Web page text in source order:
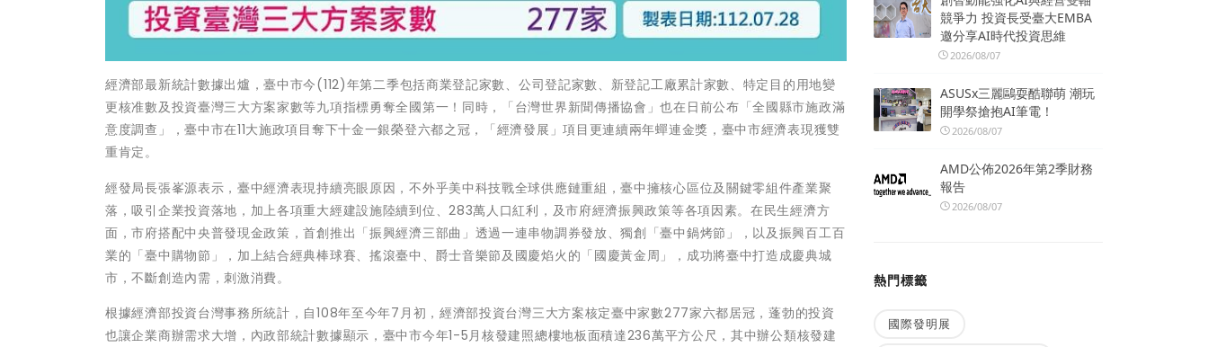
經濟部最新統計數據出爐，臺中市今(112)年第二季包括商業登記家數、公司登記家數、新登記工廠累計家數、特定目的用地變
更核准數及投資臺灣三大方案家數等九項指標勇奪全國第一！同時，「台灣世界新聞傳播協會」也在日前公布「全國縣市施政滿
意度調查」，臺中市在11大施政項目奪下十金一銀榮登六都之冠，「經濟發展」項目更連續兩年蟬連金獎，臺中市經濟表現獲雙
重肯定。
經發局長張峯源表示，臺中經濟表現持續亮眼原因，不外乎美中科技戰全球供應鏈重組，臺中擁核心區位及關鍵零組件產業聚
落，吸引企業投資落地，加上各項重大經建設施陸續到位、283萬人口紅利，及市府經濟振興政策等各項因素。在民生經濟方
面，市府搭配中央普發現金政策，首創推出「振興經濟三部曲」透過一連串物調券發放、獨創「臺中鍋烤節」，以及振興百工百
業的「臺中購物節」，加上結合經典棒球賽、搖滾臺中、爵士音樂節及國慶焰火的「國慶黃金周」，成功將臺中打造成慶典城
市，不斷創造內需，刺激消費。
根據經濟部投資台灣事務所統計，自108年至今年7月初，經濟部投資台灣三大方案核定臺中家數277家六都居冠，蓬勃的投資
也讓企業商辦需求大增，內政部統計數據顯示，臺中市今年1-5月核發建照總樓地板面積達236萬平方公尺，其中辦公類核發建
競爭力 投資長受臺大EMBA
邀分享AI時代投資思維
2026/08/07
ASUSx三麗鷗耍酷聯萌 潮玩
開學祭搶抱AI筆電！
2026/08/07
AMD公佈2026年第2季財務
報告
2026/08/07
熱門標籤
國際發明展